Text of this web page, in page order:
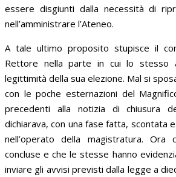
essere disgiunti dalla necessità di
nell’amministrare l’Ateneo.
A tale ultimo proposito stupisce il
Rettore nella parte in cui lo stesso
legittimità della sua elezione. Mal si
con le poche esternazioni del
precedenti alla notizia di chiusura
dichiarava, con una fase fatta, scontata
nell’operato della magistratura. Ora
concluse e che le stesse hanno
inviare gli avvisi previsti dalla legge a